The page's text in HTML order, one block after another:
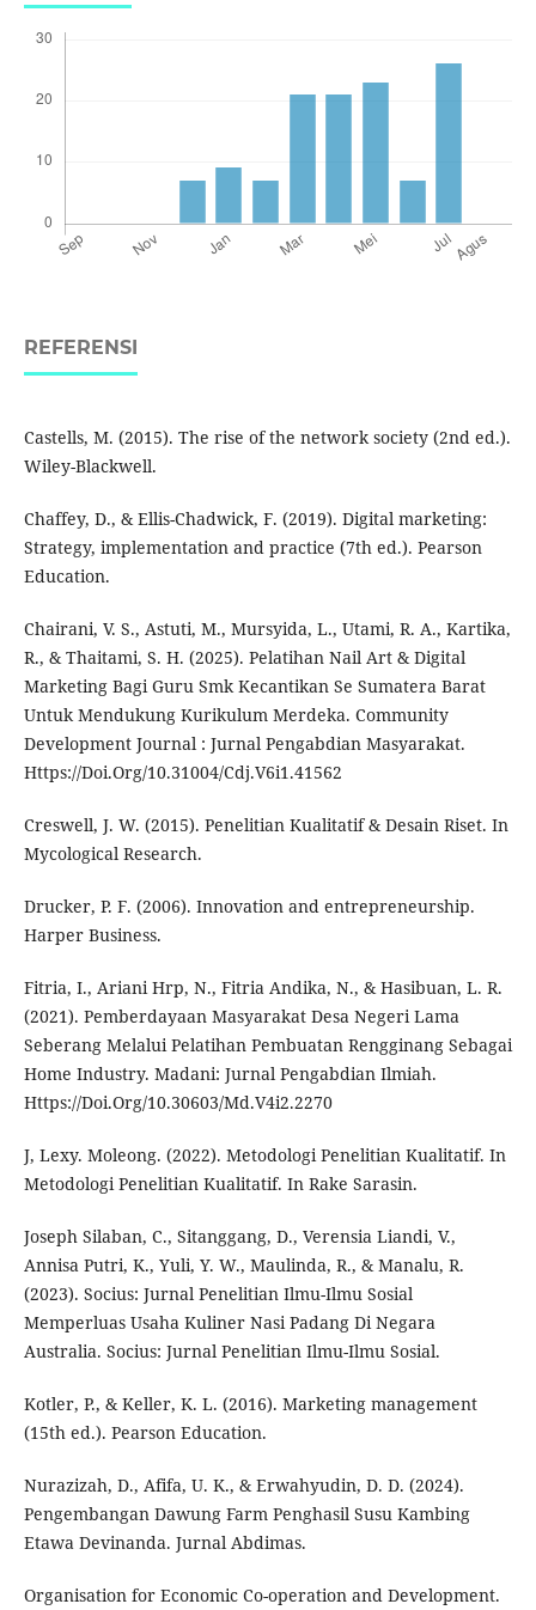
REFERENSI
Castells, M. (2015). The rise of the network society (2nd ed.).
Wiley-Blackwell.
Chaffey, D., & Ellis-Chadwick, F. (2019). Digital marketing:
Strategy, implementation and practice (7th ed.). Pearson
Education.
Chairani, V. S., Astuti, M., Mursyida, L., Utami, R. A., Kartika,
R., & Thaitami, S. H. (2025). Pelatihan Nail Art & Digital
Marketing Bagi Guru Smk Kecantikan Se Sumatera Barat
Untuk Mendukung Kurikulum Merdeka. Community
Development Journal : Jurnal Pengabdian Masyarakat.
Https://Doi.Org/10.31004/Cdj.V6i1.41562
Creswell, J. W. (2015). Penelitian Kualitatif & Desain Riset. In
Mycological Research.
Drucker, P. F. (2006). Innovation and entrepreneurship.
Harper Business.
Fitria, I., Ariani Hrp, N., Fitria Andika, N., & Hasibuan, L. R.
(2021). Pemberdayaan Masyarakat Desa Negeri Lama
Seberang Melalui Pelatihan Pembuatan Rengginang Sebagai
Home Industry. Madani: Jurnal Pengabdian Ilmiah.
Https://Doi.Org/10.30603/Md.V4i2.2270
J, Lexy. Moleong. (2022). Metodologi Penelitian Kualitatif. In
Metodologi Penelitian Kualitatif. In Rake Sarasin.
Joseph Silaban, C., Sitanggang, D., Verensia Liandi, V.,
Annisa Putri, K., Yuli, Y. W., Maulinda, R., & Manalu, R.
(2023). Socius: Jurnal Penelitian Ilmu-Ilmu Sosial
Memperluas Usaha Kuliner Nasi Padang Di Negara
Australia. Socius: Jurnal Penelitian Ilmu-Ilmu Sosial.
Kotler, P., & Keller, K. L. (2016). Marketing management
(15th ed.). Pearson Education.
Nurazizah, D., Afifa, U. K., & Erwahyudin, D. D. (2024).
Pengembangan Dawung Farm Penghasil Susu Kambing
Etawa Devinanda. Jurnal Abdimas.
Organisation for Economic Co-operation and Development.